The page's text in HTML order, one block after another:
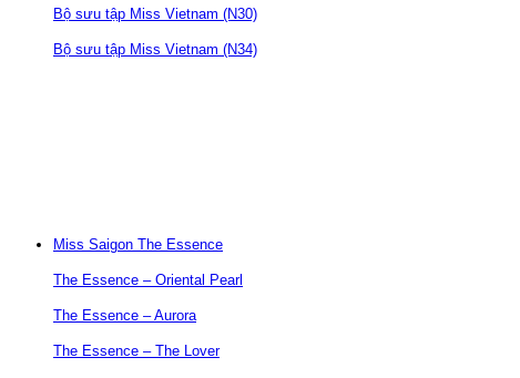
Bộ sưu tập Miss Vietnam (N30)
Bộ sưu tập Miss Vietnam (N34)
Miss Saigon The Essence
The Essence – Oriental Pearl
The Essence – Aurora
The Essence – The Lover